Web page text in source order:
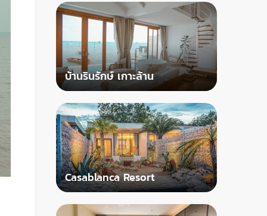
บ้านรินรักษ์​ เกาะล้าน
Casablanca Resort